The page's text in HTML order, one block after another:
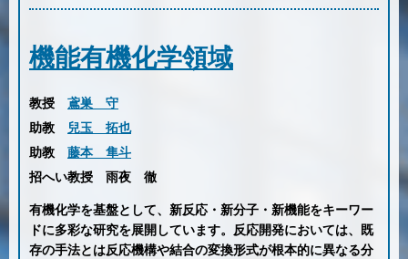
機能有機化学領域
教授
鳶巣 守
助教
兒玉 拓也
助教
藤本 隼斗
招へい教授
雨夜 徹
有機化学を基盤として、新反応・新分子・新機能をキーワー
ドに多彩な研究を展開しています。反応開発においては、既
存の手法とは反応機構や結合の変換形式が根本的に異なる分